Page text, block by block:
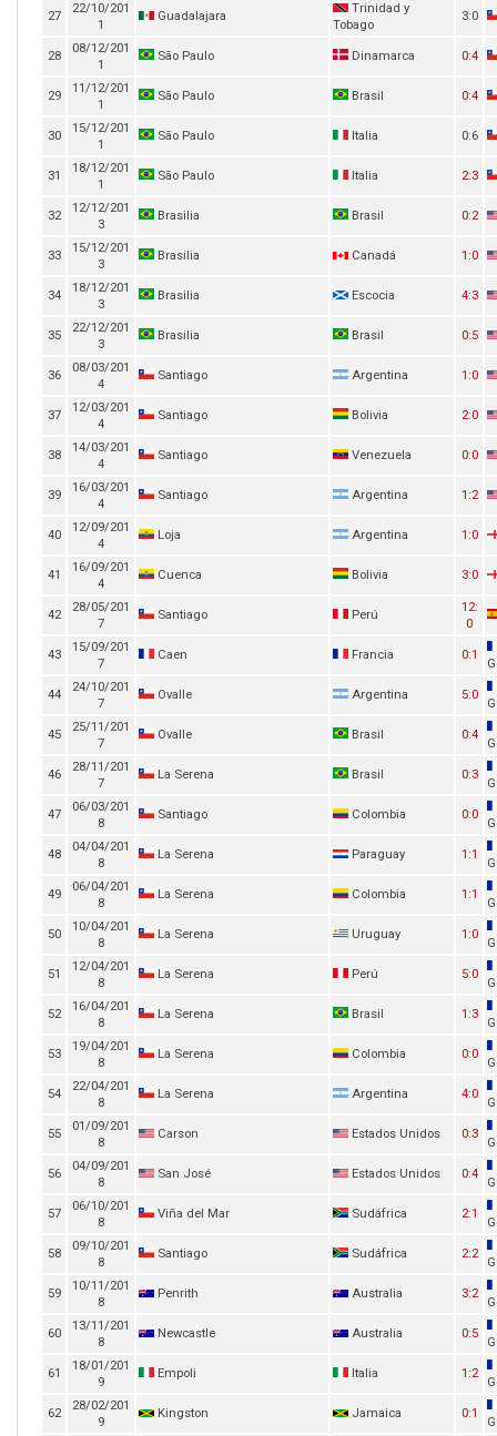
27
22/10/201
1
Guadalajara
Trinidad y
Tobago
3:0
28
08/12/201
1
São Paulo Dinamarca 0:4
29
11/12/201
1
São Paulo Brasil 0:4
30
15/12/201
1
São Paulo Italia 0:6
31
18/12/201
1
São Paulo Italia 2:3
32
12/12/201
3
Brasilia Brasil 0:2
33
15/12/201
3
Brasilia Canadá 1:0
34
18/12/201
3
Brasilia Escocia 4:3
35
22/12/201
3
Brasilia Brasil 0:5
36
08/03/201
4
Santiago Argentina 1:0
37
12/03/201
4
Santiago Bolivia 2:0
38
14/03/201
4
Santiago Venezuela 0:0
39
16/03/201
4
Santiago Argentina 1:2
40
12/09/201
4
Loja Argentina 1:0
41
16/09/201
4
Cuenca Bolivia 3:0
42
28/05/201
7
Santiago Perú
12:
0
43
15/09/201
7
Caen Francia 0:1
44
24/10/201
7
Ovalle Argentina 5:0
45
25/11/201
7
Ovalle Brasil 0:4
46
28/11/201
7
La Serena Brasil 0:3
47
06/03/201
8
Santiago Colombia 0:0
48
04/04/201
8
La Serena Paraguay 1:1
49
06/04/201
8
La Serena Colombia 1:1
50
10/04/201
8
La Serena Uruguay 1:0
51
12/04/201
8
La Serena Perú 5:0
52
16/04/201
8
La Serena Brasil 1:3
53
19/04/201
8
La Serena Colombia 0:0
54
22/04/201
8
La Serena Argentina 4:0
55
01/09/201
8
Carson Estados Unidos 0:3
56
04/09/201
8
San José Estados Unidos 0:4
57
06/10/201
8
Viña del Mar Sudáfrica 2:1
58
09/10/201
8
Santiago Sudáfrica 2:2
59
10/11/201
8
Penrith Australia 3:2
60
13/11/201
8
Newcastle Australia 0:5
61
18/01/201
9
Empoli Italia 1:2
62
28/02/201
9
Kingston Jamaica 0:1